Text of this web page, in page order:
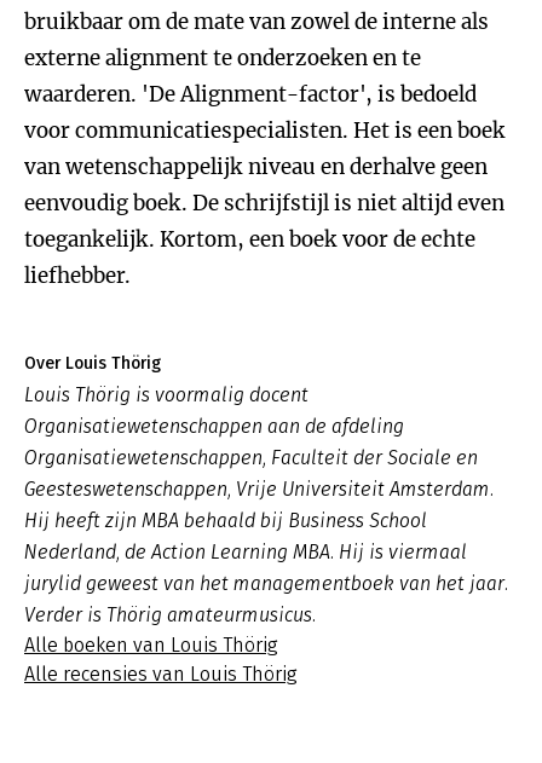
bruikbaar om de mate van zowel de interne als
externe alignment te onderzoeken en te
waarderen. 'De Alignment-factor', is bedoeld
voor communicatiespecialisten. Het is een boek
van wetenschappelijk niveau en derhalve geen
eenvoudig boek. De schrijfstijl is niet altijd even
toegankelijk. Kortom, een boek voor de echte
liefhebber.
Over Louis Thörig
Louis Thörig is voormalig docent
Organisatiewetenschappen aan de afdeling
Organisatiewetenschappen, Faculteit der Sociale en
Geesteswetenschappen, Vrije Universiteit Amsterdam.
Hij heeft zijn MBA behaald bij Business School
Nederland, de Action Learning MBA. Hij is viermaal
jurylid geweest van het managementboek van het jaar.
Verder is Thörig amateurmusicus.
Alle boeken van Louis Thörig
Alle recensies van Louis Thörig